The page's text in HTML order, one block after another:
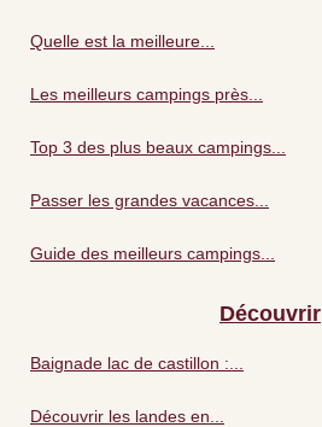
Quelle est la meilleure...
Les meilleurs campings près...
Top 3 des plus beaux campings...
Passer les grandes vacances...
Guide des meilleurs campings...
Découvrir
Baignade lac de castillon :...
Découvrir les landes en...